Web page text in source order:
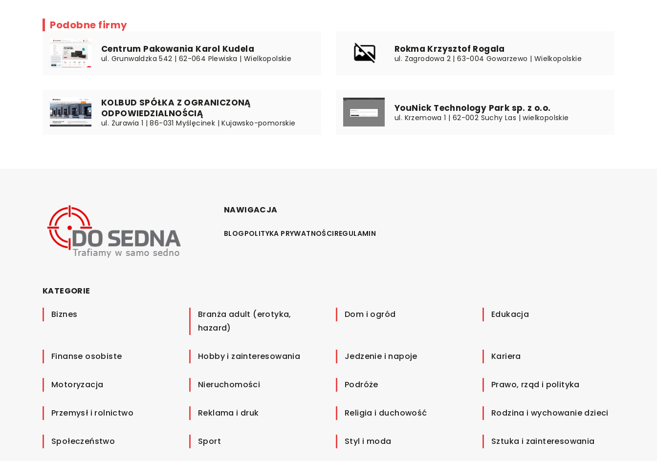
Podobne firmy
Centrum Pakowania Karol Kudela
ul. Grunwaldzka 542 | 62-064 Plewiska | Wielkopolskie
Rokma Krzysztof Rogala
ul. Zagrodowa 2 | 63-004 Gowarzewo | Wielkopolskie
KOLBUD SPÓŁKA Z OGRANICZONĄ
ODPOWIEDZIALNOŚCIĄ
ul. Żurawia 1 | 86-031 Myślęcinek | Kujawsko-pomorskie
YouNick Technology Park sp. z o.o.
ul. Krzemowa 1 | 62-002 Suchy Las | wielkopolskie
NAWIGACJA
BLOGPOLITYKA PRYWATNOŚCIREGULAMIN
KATEGORIE
Biznes
Branża adult (erotyka,
hazard)
Dom i ogród Edukacja
Finanse osobiste Hobby i zainteresowania Jedzenie i napoje Kariera
Motoryzacja Nieruchomości Podróże Prawo, rząd i polityka
Przemysł i rolnictwo Reklama i druk Religia i duchowość Rodzina i wychowanie dzieci
Społeczeństwo Sport Styl i moda Sztuka i zainteresowania